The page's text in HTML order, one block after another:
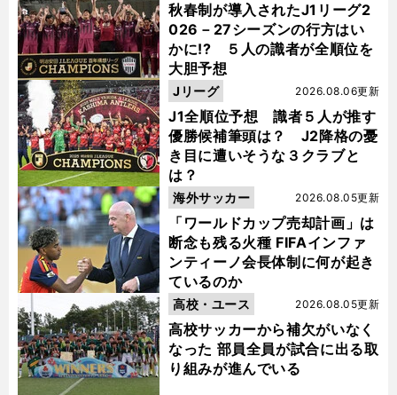
秋春制が導入されたJ1リーグ2
026－27シーズンの行方はい
かに!? ５人の識者が全順位を
大胆予想
J1全順位予想 識者５人が推す
優勝候補筆頭は？ J2降格の憂
き目に遭いそうな３クラブと
は？
2026.08.06更新
Jリーグ
「ワールドカップ売却計画」は
断念も残る火種 FIFAインファ
ンティーノ会長体制に何が起き
ているのか
2026.08.05更新
海外サッカー
高校サッカーから補欠がいなく
なった 部員全員が試合に出る取
り組みが進んでいる
2026.08.05更新
高校・ユース